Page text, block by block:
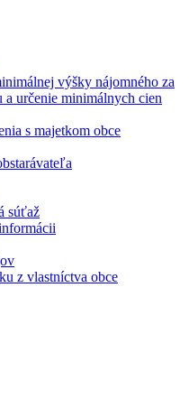
výšky nájomného za
a určenie minimálnych cien
s majetkom obce
súťaž
z vlastníctva obce